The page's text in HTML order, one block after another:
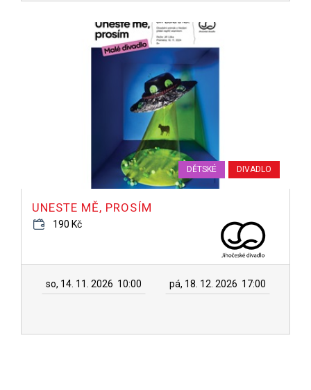
DĚTSKÉ DIVADLO
UNESTE MĚ, PROSÍM
190 Kč
so, 14. 11. 2026 10:00 pá, 18. 12. 2026 17:00